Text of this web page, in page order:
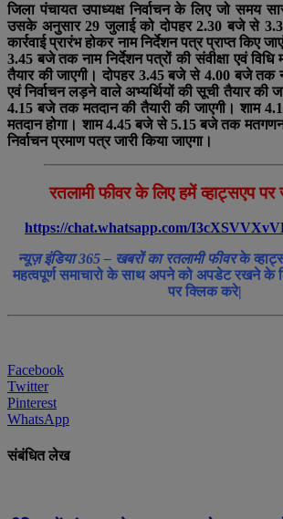
जिला पंचायत उपाध्यक्ष निर्वाचन के लिए जो समय
उसके अनुसार 29 जुलाई को दोपहर 2.30 बजे से
कार्रवाई प्रारंभ होकर नाम निर्देशन पत्र प्राप्त किए
3.45 बजे तक नाम निर्देशन पत्रों की संवीक्षा एवं विधि
तैयार की जाएगी। दोपहर 3.45 बजे से 4.00 बजे तक
एवं निर्वाचन लड़ने वाले अभ्यर्थियों की सूची तैयार की
4.15 बजे तक मतदान की तैयारी की जाएगी। शाम
मतदान होगा। शाम 4.45 बजे से 5.15 बजे तक
निर्वाचन प्रमाण पत्र जारी किया जाएगा।
रतलामी फीवर के लिए हमें व्हाट्सएप
https://chat.whatsapp.com/
न्यूज़ इंडिया 365 – खबरों का रतलामी फीवरके
महत्वपूर्ण समाचारो के साथ अपने को अपडेट रखने के
पर क्लिक करे|
Facebook
Twitter
Pinterest
WhatsApp
संबंधित लेख